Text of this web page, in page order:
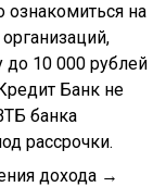
на
до 10 000 рублей
Банк не
банка
рассрочки.
дохода →